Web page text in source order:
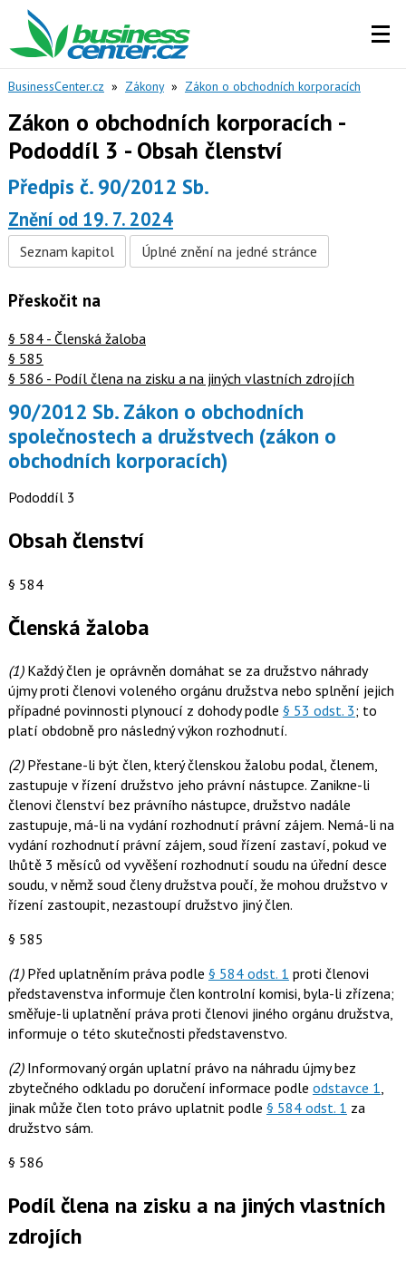
BusinessCenter.cz » Zákony » Zákon o obchodních korporacích
Zákon o obchodních korporacích -
Pododdíl 3 - Obsah členství
Předpis č. 90/2012 Sb.
Znění od 19. 7. 2024
Seznam kapitol Úplné znění na jedné stránce
Přeskočit na
§ 584 - Členská žaloba
§ 585
§ 586 - Podíl člena na zisku a na jiných vlastních zdrojích
90/2012 Sb. Zákon o obchodních
společnostech a družstvech (zákon o
obchodních korporacích)
Pododdíl 3
Obsah členství
§ 584
Členská žaloba
(1)Každý člen je oprávněn domáhat se za družstvo náhrady
újmy proti členovi voleného orgánu družstva nebo splnění jejich
případné povinnosti plynoucí z dohody podle § 53 odst. 3; to
platí obdobně pro následný výkon rozhodnutí.
(2)Přestane-li být člen, který členskou žalobu podal, členem,
zastupuje v řízení družstvo jeho právní nástupce. Zanikne-li
členovi členství bez právního nástupce, družstvo nadále
zastupuje, má-li na vydání rozhodnutí právní zájem. Nemá-li na
vydání rozhodnutí právní zájem, soud řízení zastaví, pokud ve
lhůtě 3 měsíců od vyvěšení rozhodnutí soudu na úřední desce
soudu, v němž soud členy družstva poučí, že mohou družstvo v
řízení zastoupit, nezastoupí družstvo jiný člen.
§ 585
(1)Před uplatněním práva podle § 584 odst. 1 proti členovi
představenstva informuje člen kontrolní komisi, byla-li zřízena;
směřuje-li uplatnění práva proti členovi jiného orgánu družstva,
informuje o této skutečnosti představenstvo.
(2)Informovaný orgán uplatní právo na náhradu újmy bez
zbytečného odkladu po doručení informace podle odstavce 1,
jinak může člen toto právo uplatnit podle § 584 odst. 1 za
družstvo sám.
§ 586
Podíl člena na zisku a na jiných vlastních
zdrojích